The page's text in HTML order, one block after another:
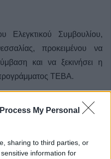
My Personal
sharing to third parties, or
information for
Ελεγκτικού Συμβουλίου,
προκειμένου να
και να ξεκινήσει η
ΤΕΒΑ.